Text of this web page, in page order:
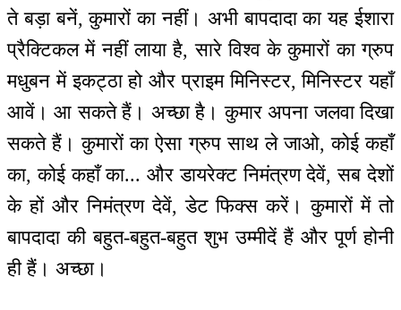
ते बड़ा बनें, कुमारों का नहीं। अभी बापदादा का यह ईशारा
प्रैक्टिकल में नहीं लाया है, सारे विश्व के कुमारों का ग्रुप
मधुबन में इकट्ठा हो और प्राइम मिनिस्टर, मिनिस्टर यहाँ
आवें। आ सकते हैं। अच्छा है। कुमार अपना जलवा दिखा
सकते हैं। कुमारों का ऐसा ग्रुप साथ ले जाओ, कोई कहाँ
का, कोई कहाँ का... और डायरेक्ट निमंत्रण देवें, सब देशों
के हों और निमंत्रण देवें, डेट फिक्स करें। कुमारों में तो
बापदादा की बहुत-बहुत-बहुत शुभ उम्मीदें हैं और पूर्ण होनी
ही हैं। अच्छा।